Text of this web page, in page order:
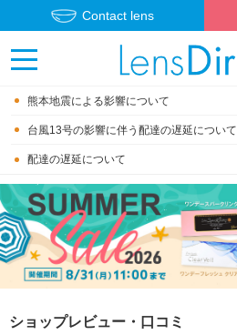
Contact lens
熊本地震による影響について
台風13号の影響に伴う配達の遅延について
配達の遅延について
ショップレビュー・口コミ